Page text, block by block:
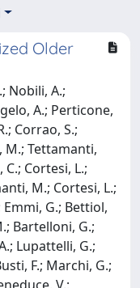
Older
Nobili, A.;
A.; Perticone,
Corrao, S.;
M.; Tettamanti,
C.; Cortesi, L.;
M.; Cortesi, L.;
Emmi, G.; Bettiol,
Bartelloni, G.;
Lupattelli, G.;
F.; Marchi, G.;
V.;